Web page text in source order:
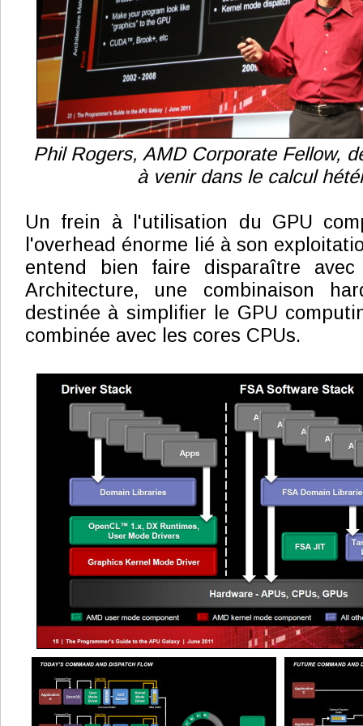
Phil Rogers, AMD Corporate Fellow,
à venir dans le calcul
Un frein à l'utilisation du GPU
l'overhead énorme lié à son
entend bien faire disparaître
Architecture, une combinaison
destinée à simplifier le GPU
combinée avec les cores CPUs.